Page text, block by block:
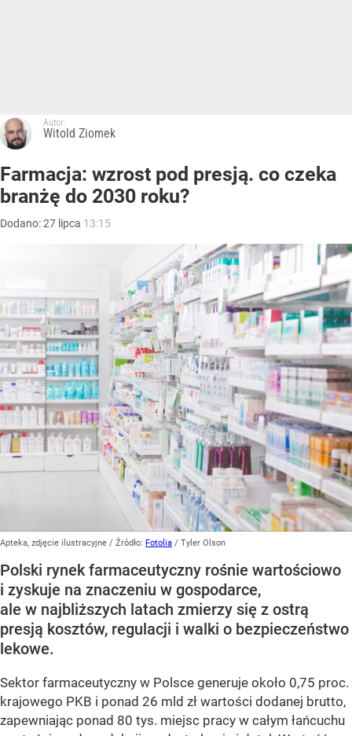
Autor:
Witold Ziomek
Farmacja: wzrost pod presją. co czeka
branżę do 2030 roku?
Dodano:27 lipca 13:15
Apteka, zdjęcie ilustracyjne / Źródło: Fotolia / Tyler Olson
Polski rynek farmaceutyczny rośnie wartościowo
i zyskuje na znaczeniu w gospodarce,
ale w najbliższych latach zmierzy się z ostrą
presją kosztów, regulacji i walki o bezpieczeństwo
lekowe.
Sektor farmaceutyczny w Polsce generuje około 0,75 proc.
krajowego PKB i ponad 26 mld zł wartości dodanej brutto,
zapewniając ponad 80 tys. miejsc pracy w całym łańcuchu